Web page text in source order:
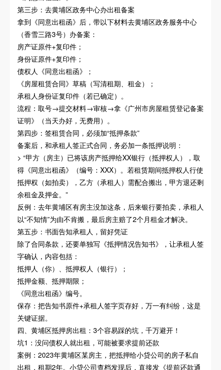
第三步：去黄埔区政务中心办出租备案
拿到《同意出租函》后，带以下材料去黄埔区政务服务中心
（香雪三路3号）办备案：
房产证原件+复印件；
身份证原件+复印件；
债权人《同意出租函》；
《房屋租赁合同》草稿（写清租期、租金）；
承租人身份证复印件（若已确定）。
流程：取号→提交材料→审核→拿《广州市房屋租赁登记备案
证明》（当天办好，无费用）。
第四步：签租赁合同，必须加“抵押条款”
备案后，和承租人签正式合同，务必加一条抵押说明：
> “甲方（房主）已将该房产抵押给XX银行（抵押权人），取
得《同意出租函》（编号：XXX）。若租赁期间抵押权人行使
抵押权（如拍卖），乙方（承租人）需配合搬出，甲方退还剩
余租金及押金。”
反例：去年黄埔区有房主没加这条，后来银行要拍卖，承租人
以“不知情”为由不肯搬，最后房主赔了2个月租金才解决。
第五步：书面告知承租人，留好凭证
除了合同条款，还要单独写《抵押情况告知书》，让承租人签
字确认，内容包括：
抵押人（你）、抵押权人（银行）；
抵押金额、抵押期限；
《同意出租函》编号。
保存：把告知书原件+承租人签字页存好，万一有纠纷，这是
关键证据。
四、黄埔区抵押房出租：3个容易踩的坑，千万避开！
坑1：没问债权人就出租，可能被要求提前还款
案例：2023年黄埔区某房主，把抵押给小贷公司的房子私自
出租，租期2年。小贷公司查档发现后，直接发《提前还款通